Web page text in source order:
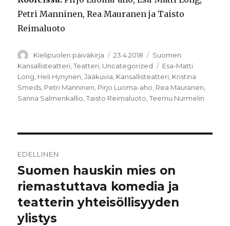
Petri Manninen, Rea Mauranen ja Taisto
Reimaluoto
Kirjoittaja
Kielipuolen päiväkirja Julkaistu
23.4.2018 Kategoriat
Suomen
Kansallisteatteri ,Teatteri Uncategorized Avainsanat
Esa-Matti
Long Heli Hynynen ,Jääkuvia Kansallisteatteri Kristina
Smeds Petri Manninen Pirjo Luoma-aho Rea Mauranen
Sanna Salmenkallio ,Taisto Reimaluoto ,Teemu Nurmelin
selaus
EDELLINEN
Edellinen
artikkeli:
Suomen hauskin mies on
riemastuttava komedia ja
teatterin yhteisöllisyyden
ylistys